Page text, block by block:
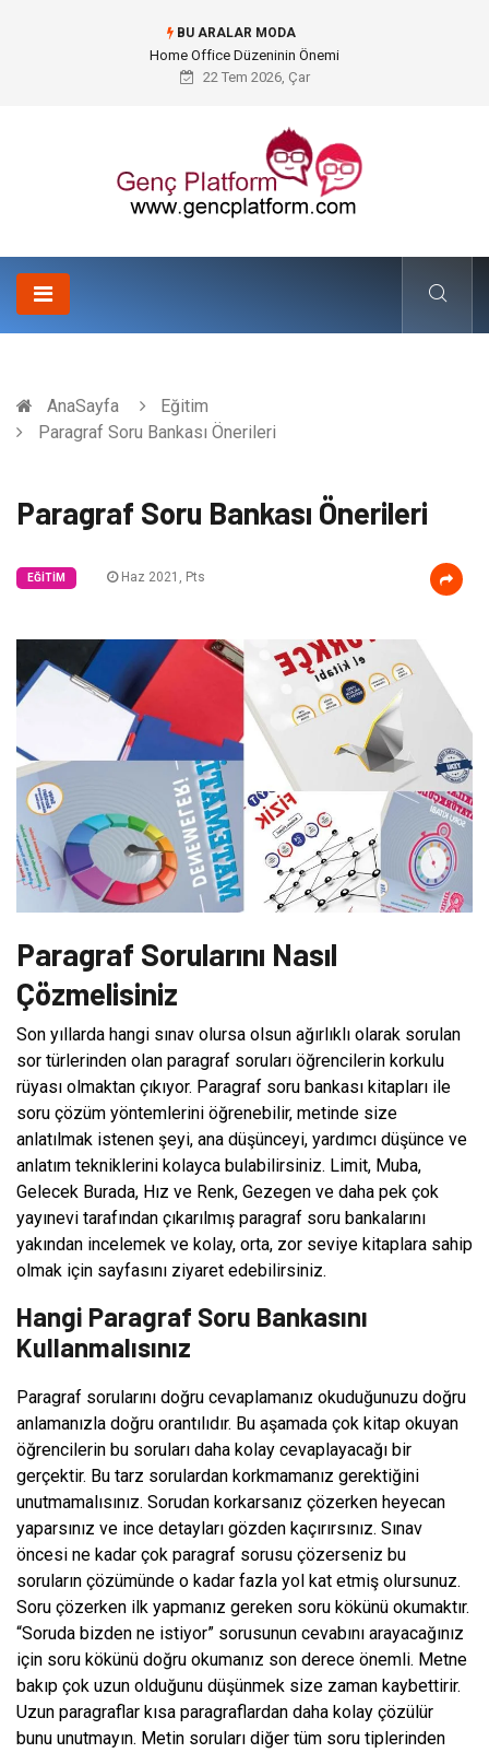
BU ARALAR MODA
Konteyner Nakliye Fiyatları ve Küresel Ticarette Bütçe Yönetimi
22 Tem 2026, Çar
AnaSayfa
Eğitim
Paragraf Soru Bankası Önerileri
Paragraf Soru Bankası Önerileri
EĞITIM Haz 2021, Pts
Paragraf Sorularını Nasıl
Çözmelisiniz
Son yıllarda hangi sınav olursa olsun ağırlıklı olarak sorulan
sor türlerinden olan paragraf soruları öğrencilerin korkulu
rüyası olmaktan çıkıyor. Paragraf soru bankası kitapları ile
soru çözüm yöntemlerini öğrenebilir, metinde size
anlatılmak istenen şeyi, ana düşünceyi, yardımcı düşünce ve
anlatım tekniklerini kolayca bulabilirsiniz. Limit, Muba,
Gelecek Burada, Hız ve Renk, Gezegen ve daha pek çok
yayınevi tarafından çıkarılmış paragraf soru bankalarını
yakından incelemek ve kolay, orta, zor seviye kitaplara sahip
olmak için sayfasını ziyaret edebilirsiniz.
Hangi Paragraf Soru Bankasını
Kullanmalısınız
Paragraf sorularını doğru cevaplamanız okuduğunuzu doğru
anlamanızla doğru orantılıdır. Bu aşamada çok kitap okuyan
öğrencilerin bu soruları daha kolay cevaplayacağı bir
gerçektir. Bu tarz sorulardan korkmamanız gerektiğini
unutmamalısınız. Sorudan korkarsanız çözerken heyecan
yaparsınız ve ince detayları gözden kaçırırsınız. Sınav
öncesi ne kadar çok paragraf sorusu çözerseniz bu
soruların çözümünde o kadar fazla yol kat etmiş olursunuz.
Soru çözerken ilk yapmanız gereken soru kökünü okumaktır.
“Soruda bizden ne istiyor” sorusunun cevabını arayacağınız
için soru kökünü doğru okumanız son derece önemli. Metne
bakıp çok uzun olduğunu düşünmek size zaman kaybettirir.
Uzun paragraflar kısa paragraflardan daha kolay çözülür
bunu unutmayın. Metin soruları diğer tüm soru tiplerinden